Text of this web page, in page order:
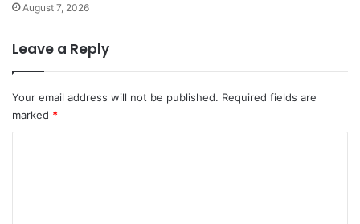
August 7, 2026
Leave a Reply
Your email address will not be published. Required fields are
marked *